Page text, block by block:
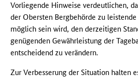
Vorliegende Hinweise verdeutlichen,
der Obersten Bergbehörde zu
möglich sein wird, den derzeitigen
genügenden Gewährleistung der
entscheidend zu verändern.
Zur Verbesserung der Situation halten